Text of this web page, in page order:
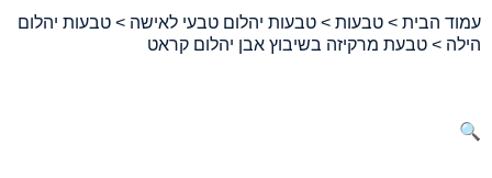
עמוד הבית > טבעות > טבעות יהלום טבעי לאישה > טבעות יהלום
הילה > טבעת מרקיזה בשיבוץ אבן יהלום קראט
🔍